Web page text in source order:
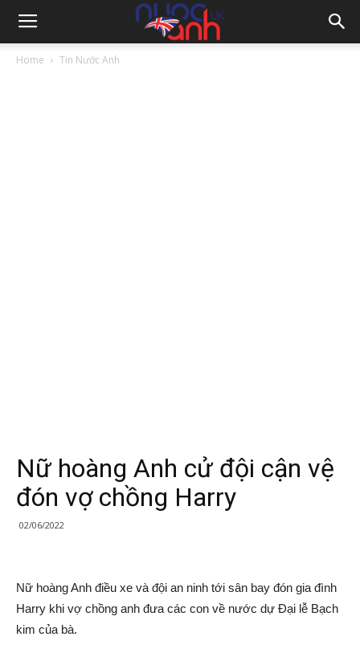
Home Tin Nước Anh
Nữ hoàng Anh cử đội cận vệ
đón vợ chồng Harry
02/06/2022
Nữ hoàng Anh điều xe và đội an ninh tới sân bay đón gia đình
Harry khi vợ chồng anh đưa các con về nước dự Đại lễ Bạch
kim của bà.